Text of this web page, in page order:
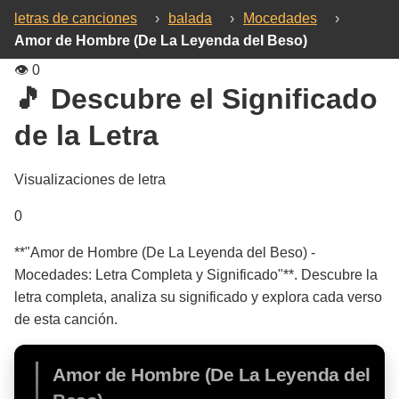
letras de canciones › balada › Mocedades
›
Amor de Hombre (De La Leyenda del Beso)
👁️ 0
🎵 Descubre el Significado
de la Letra
Visualizaciones de letra
0
**"Amor de Hombre (De La Leyenda del Beso) -
Mocedades: Letra Completa y Significado"**. Descubre la
letra completa, analiza su significado y explora cada verso
de esta canción.
Amor de Hombre (De La Leyenda del